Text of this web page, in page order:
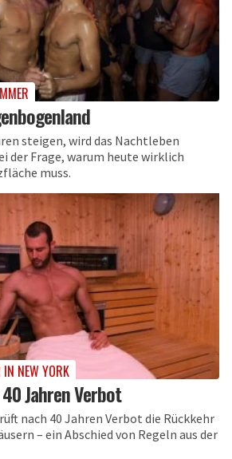
steigen, wird das Nachtleben
der Frage, warum heute wirklich
muss.
IN NEW YORK
Jahren Verbot
nach 40 Jahren Verbot die Rückkehr
– ein Abschied von Regeln aus der